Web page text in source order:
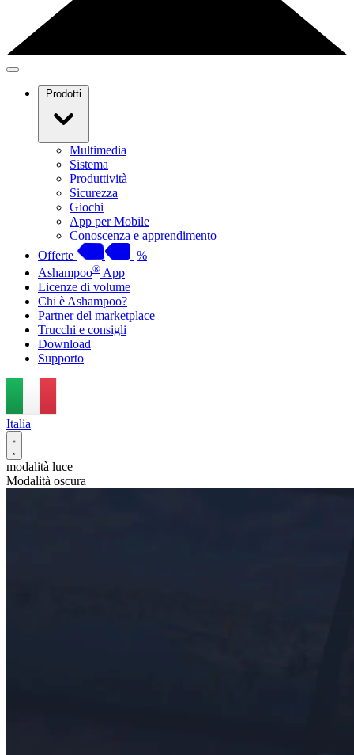
Prodotti
Multimedia
Sistema
Produttività
Sicurezza
Giochi
App per Mobile
Conoscenza e apprendimento
Offerte
%
Ashampoo® App
Licenze di volume
Chi è Ashampoo?
Partner del marketplace
Trucchi e consigli
Download
Supporto
Italia
modalità luce
Modalità oscura